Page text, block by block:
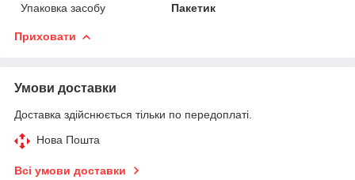
Упаковка засобу
Пакетик
Приховати
Умови доставки
Доставка здійснюється тільки по передоплаті.
Нова Пошта
Всі умови доставки